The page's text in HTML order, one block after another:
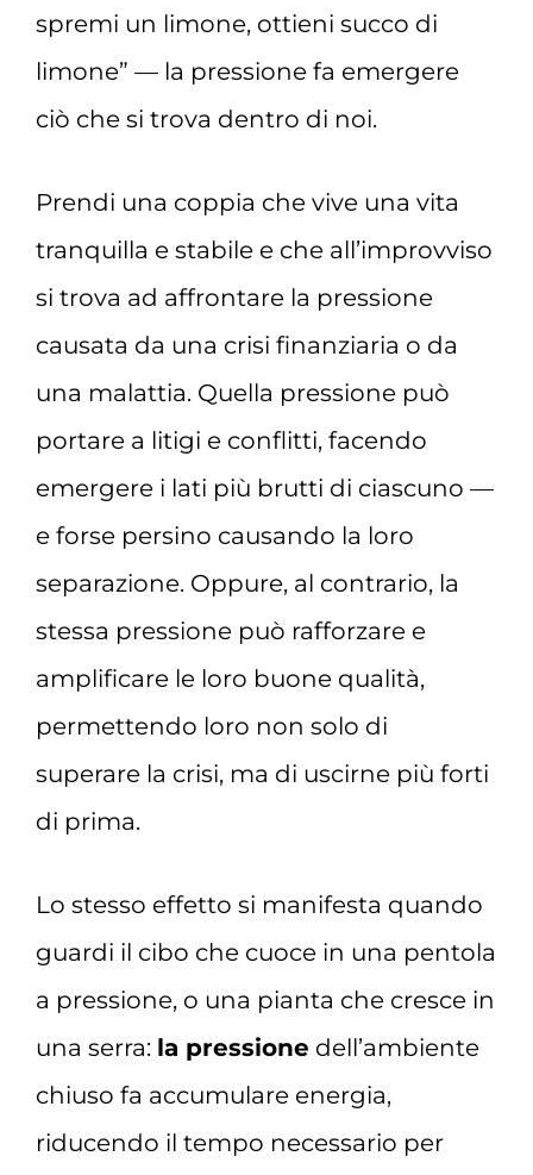
spremi un limone, ottieni succo di
limone” — la pressione fa emergere
ciò che si trova dentro di noi.
Prendi una coppia che vive una vita
tranquilla e stabile e che all’improvviso
si trova ad affrontare la pressione
causata da una crisi finanziaria o da
una malattia. Quella pressione può
portare a litigi e conflitti, facendo
emergere i lati più brutti di ciascuno —
e forse persino causando la loro
separazione. Oppure, al contrario, la
stessa pressione può rafforzare e
amplificare le loro buone qualità,
permettendo loro non solo di
superare la crisi, ma di uscirne più forti
di prima.
Lo stesso effetto si manifesta quando
guardi il cibo che cuoce in una pentola
a pressione, o una pianta che cresce in
una serra: la pressione dell’ambiente
chiuso fa accumulare energia,
riducendo il tempo necessario per